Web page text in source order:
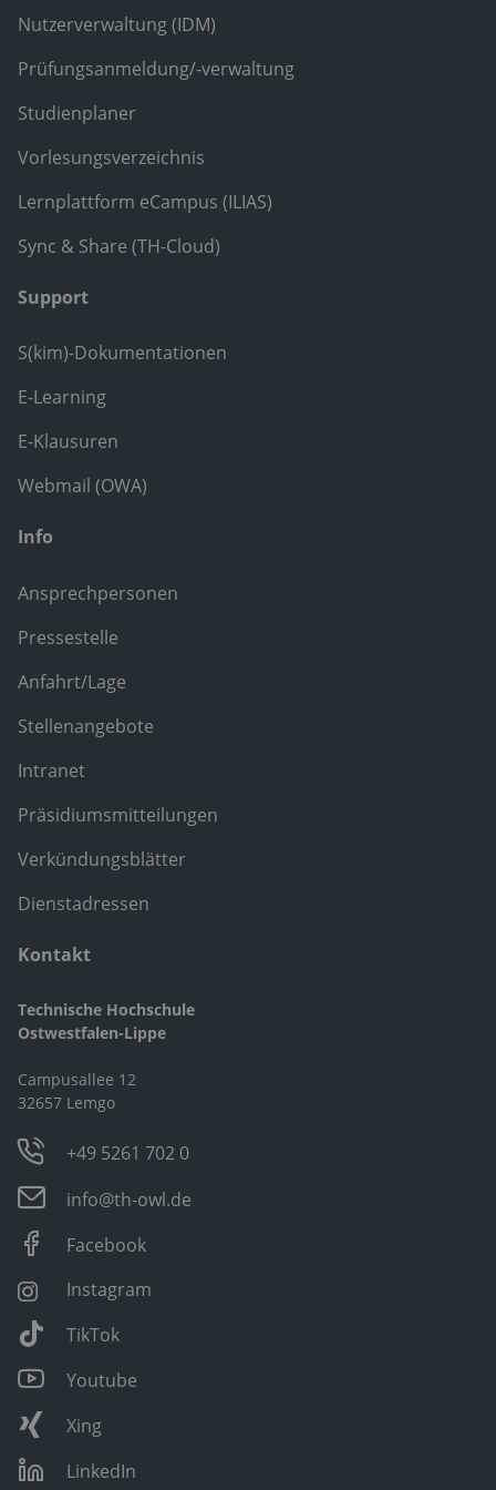
Nutzerverwaltung (IDM)
Prüfungsanmeldung/-verwaltung
Studienplaner
Vorlesungsverzeichnis
Lernplattform eCampus (ILIAS)
Sync & Share (TH-Cloud)
Support
S(kim)-Dokumentationen
E-Learning
E-Klausuren
Webmail (OWA)
Info
Ansprechpersonen
Pressestelle
Anfahrt/Lage
Stellenangebote
Intranet
Präsidiumsmitteilungen
Verkündungsblätter
Dienstadressen
Kontakt
Technische Hochschule
Ostwestfalen-Lippe
Campusallee 12
32657 Lemgo
+49 5261 702 0
info@th-owl.de
Facebook
Instagram
TikTok
Youtube
Xing
LinkedIn